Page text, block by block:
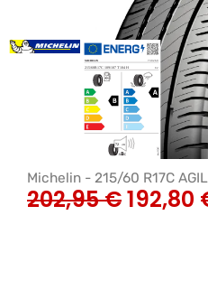
Michelin - 215/60 R17C
202,95€192,80